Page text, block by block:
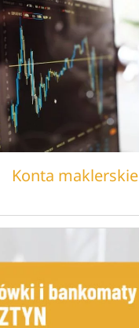
Konta maklerskie